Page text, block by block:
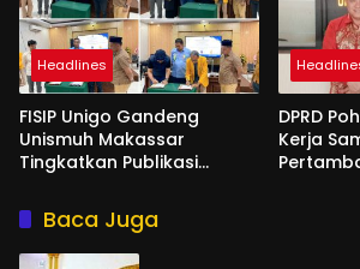
Headlines
FISIP Unigo Gandeng
Unismuh Makassar
Tingkatkan Publikasi
DPRD
Kerja
Baca Juga